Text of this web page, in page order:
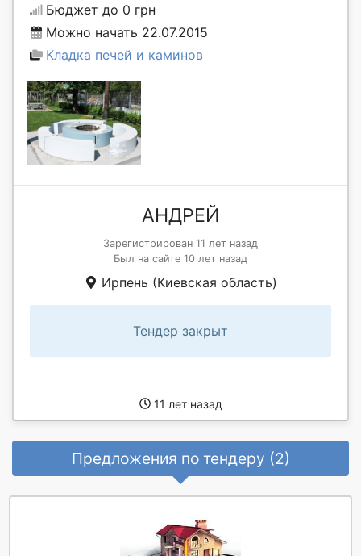
Бюджет до 0 грн
Можно начать 22.07.2015
Кладка печей и каминов
АНДРЕЙ
Зарегистрирован 11 лет назад
Был на сайте 10 лет назад
Ирпень (Киевская область)
Тендер закрыт
11 лет назад
Предложения по тендеру (2)